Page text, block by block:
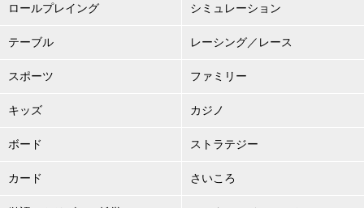
ロールプレイング シミュレーション
テーブル レーシング／レース
スポーツ ファミリー
キッズ カジノ
ボード ストラテジー
カード さいころ